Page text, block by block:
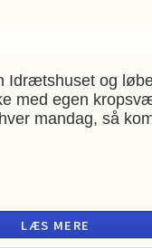
og
med egen
mandag, så
7, 2100
LÆS MERE